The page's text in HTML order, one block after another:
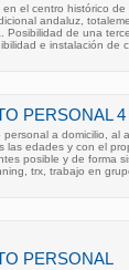
el centro histórico de
andaluz,
Posibilidad de una
e instalación de
PERSONAL 4
a domicilio, al
las edades y con el
posible y de forma
trx, trabajo en
PERSONAL